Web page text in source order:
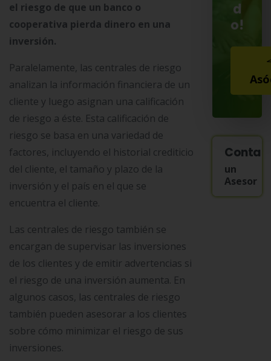
el riesgo de que un banco o
cooperativa pierda dinero en una
inversión.
Paralelamente, las centrales de riesgo
analizan la información financiera de un
cliente y luego asignan una calificación
de riesgo a éste. Esta calificación de
riesgo se basa en una variedad de
factores, incluyendo el historial crediticio
del cliente, el tamaño y plazo de la
inversión y el país en el que se
encuentra el cliente.
Las centrales de riesgo también se
encargan de supervisar las inversiones
de los clientes y de emitir advertencias si
el riesgo de una inversión aumenta. En
algunos casos, las centrales de riesgo
también pueden asesorar a los clientes
sobre cómo minimizar el riesgo de sus
inversiones.
d
o!
un
Asesor